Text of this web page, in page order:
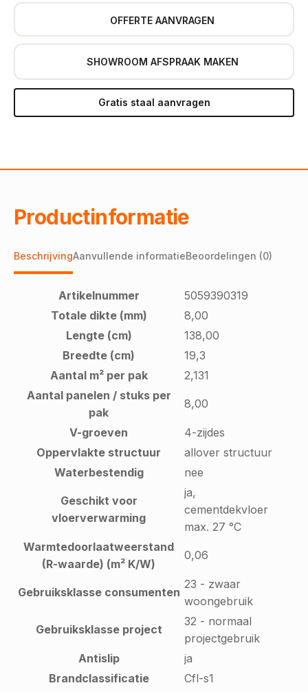
OFFERTE AANVRAGEN
SHOWROOM AFSPRAAK MAKEN
Gratis staal aanvragen
Productinformatie
BeschrijvingAanvullende informatieBeoordelingen (0)
Artikelnummer
5059390319
Totale dikte (mm)
8,00
Lengte (cm)
138,00
Breedte (cm)
19,3
Aantal m² per pak
2,131
Aantal panelen / stuks per
pak
8,00
V-groeven
4-zijdes
Oppervlakte structuur
allover structuur
Waterbestendig
nee
Geschikt voor
vloerverwarming
ja,
cementdekvloer
max. 27 °C
Warmtedoorlaatweerstand
(R-waarde) (m² K/W)
0,06
Gebruiksklasse consumenten
23 - zwaar
woongebruik
Gebruiksklasse project
32 - normaal
projectgebruik
Antislip
ja
Brandclassificatie
Cfl-s1